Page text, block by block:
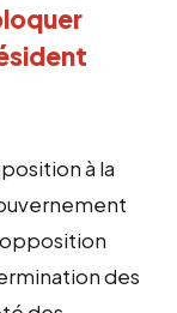
à la
des